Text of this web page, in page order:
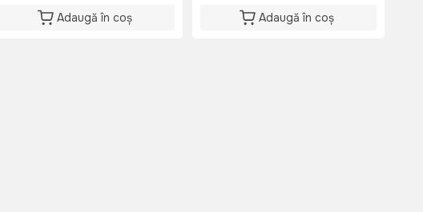
Adaugă în coș Adaugă în coș